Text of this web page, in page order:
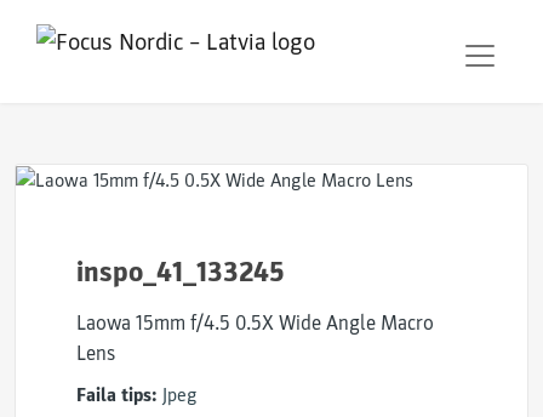
inspo_41_133245
Laowa 15mm f/4.5 0.5X Wide Angle Macro
Lens
Faila tips: Jpeg